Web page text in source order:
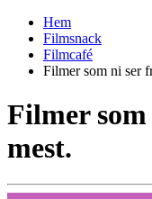
Hem
Filmsnack
Filmcafé
Filmer som ni ser
Filmer
mest.